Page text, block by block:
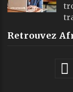
Retrouvez